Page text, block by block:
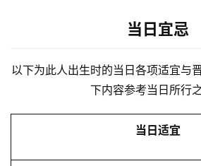
当日宜忌
以下为此人出生时的当日各项适宜与
下内容参考当日所行之
当日适宜